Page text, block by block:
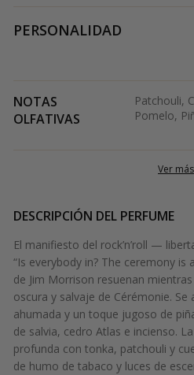
PERSONALIDAD
NOTAS
OLFATIVAS
Patchouli,
Pomelo,
Ver más
DESCRIPCIÓN DEL PERFUME
El manifiesto del rock’n’roll —
“Is everybody in? The ceremony is
de Jim Morrison resuenan
oscura y salvaje de Cérémonie.
ahumada y un toque jugoso de
de salvia, cedro Atlas e incienso.
profunda con tonka, patchouli y
de humo de tabaco y luces de